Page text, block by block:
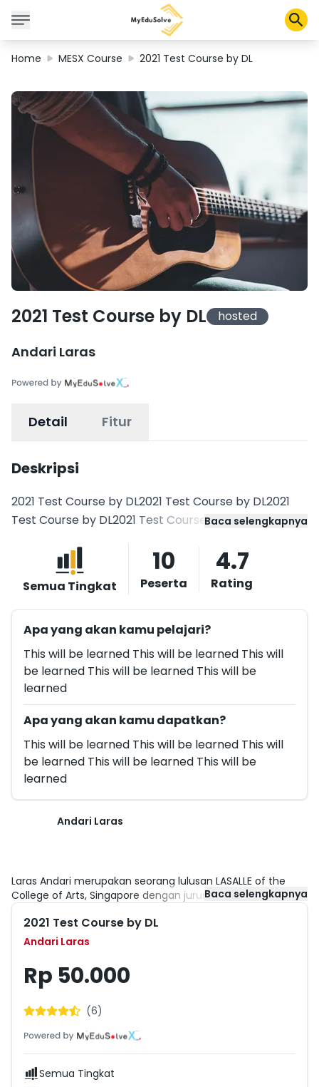
Solusi Perusahaan
Sertifikasi
Program
Tentang Kami
Shop
Keranjang Saya
Profil
Home MESX Course 2021 Test Course by DL
2021 Test Course by DL hosted
Andari Laras
Detail Fitur
Deskripsi
2021 Test Course by DL2021 Test Course by DL2021
Test Course by DL2021 Test Course by DLBaca selengkapnya
Semua Tingkat
10
Peserta
4.7
Rating
Apa yang akan kamu pelajari?
This will be learned This will be learned This will
be learned This will be learned This will be
learned
Apa yang akan kamu dapatkan?
This will be learned This will be learned This will
be learned This will be learned This will be
learned
Andari Laras
Laras Andari merupakan seorang lulusan LASALLE of the
College of Arts, Singapore dengan jurusan Fine Arts. Ia
pernah bekerja di sebuah Collector’s Contemporary Gallery
dan Premium Pages Arts Consultancy and Management di
Singapore. Sekarang ia menjadi seorang freelancer di
MyEduSolve dimana ia bertanggung jawab untuk social
media dan terlibat dalam digital marketing.
Baca selengkapnya
2021 Test Course by DL
Andari Laras
Rp 50.000
(6)
Semua Tingkat